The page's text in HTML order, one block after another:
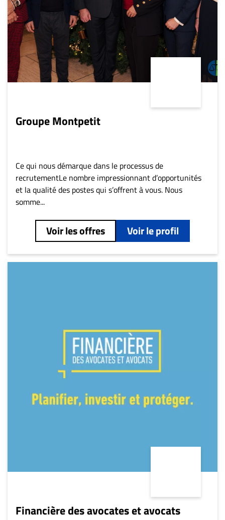
Groupe Montpetit
Ce qui nous démarque dans le processus de
recrutementLe nombre impressionnant d’opportunités
et la qualité des postes qui s’offrent à vous. Nous
somme...
Voir les offres Voir le profil
Financière des avocates et avocats